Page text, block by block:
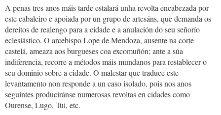
A penas tres anos máis tarde estalará unha revolta encabezada por
este cabaleiro e apoiada por un grupo de artesáns, que demanda os
dereitos de realengo para a cidade e a anulación do seu señorío
eclesiástico. O arcebispo Lope de Mendoza, ausente na corte
castelá, ameaza aos burgueses coa excomuñón; ante a súa
indiferencia, recorre a métodos máis mundanos para restablecer o
seu dominio sobre a cidade. O malestar que traduce este
levantamento non responde a un caso isolado, pois nos anos
seguintes produciránse numerosas revoltas en cidades como
Ourense, Lugo, Tui, etc.